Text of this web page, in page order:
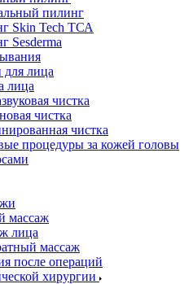
пилинг
Skin Tech ТСА
Sesderma
лица
лица
чистка
чистка
чистка
процедуры за кожей головы
массаж
лица
массаж
после операций
хирургии